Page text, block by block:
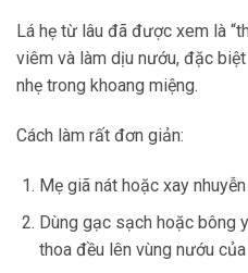
Lá hẹ từ lâu đã được xem là
viêm và làm dịu nướu, đặc
nhẹ trong khoang miệng.
Cách làm rất đơn giản:
Mẹ giã nát hoặc xay
Dùng gạc sạch hoặc bông
thoa đều lên vùng nướu của